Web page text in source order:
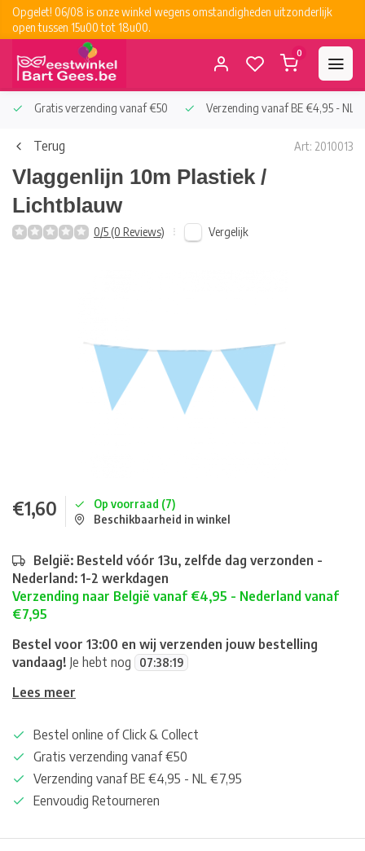
Opgelet! 06/08 is onze winkel wegens omstandigheden uitzonderlijk
open tussen 15u00 tot 18u00.
0
Gratis verzending vanaf €50 Verzending vanaf BE €4,95 - NL
Terug Art: 2010013
Vlaggenlijn 10m Plastiek /
Lichtblauw
0/5 (0 Reviews) Vergelijk
€1,60
Op voorraad (7)
Beschikbaarheid in winkel
België: Besteld vóór 13u, zelfde dag verzonden -
Nederland: 1-2 werkdagen
Verzending naar België vanaf €4,95 - Nederland vanaf
€7,95
Bestel voor 13:00 en wij verzenden jouw bestelling
vandaag! Je hebt nog 07:38:19
Lees meer
Bestel online of Click & Collect
Gratis verzending vanaf €50
Verzending vanaf BE €4,95 - NL €7,95
Eenvoudig Retourneren